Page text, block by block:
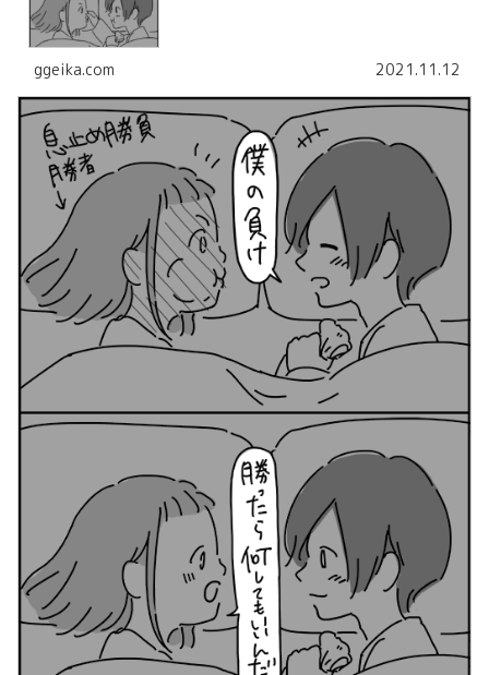
ggeika.com 2021.11.12